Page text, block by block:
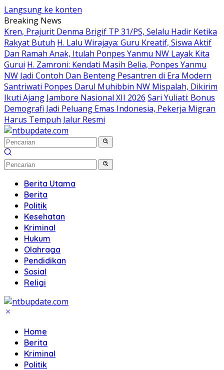
Langsung ke konten
Breaking News
Kren, Prajurit Denma Brigif TP 31/PS, Selalu Hadir Ketika
Rakyat Butuh H. Lalu Wirajaya: Guru Kreatif, Siswa Aktif
Dan Ramah Anak, Itulah Ponpes Yanmu NW Layak Kita
Gurui H. Zamroni: Kendati Masih Belia, Ponpes Yanmu
NW Jadi Contoh Dan Benteng Pesantren di Era Modern
Santriwati Ponpes Darul Muhibbin NW Mispalah, Dikirim
Ikuti Ajang Jambore Nasional XII 2026 Sari Yuliati: Bonus
Demografi Jadi Peluang Emas Indonesia, Pekerja Migran
Harus Tempuh Jalur Resmi
Berita Utama
Berita
Politik
Kesehatan
Kriminal
Hukum
Olahraga
Pendidikan
Sosial
Religi
Home
Berita
Kriminal
Politik